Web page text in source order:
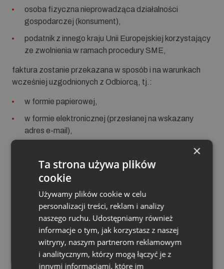
osoba fizyczna nieprowadząca działalności
gospodarczej (konsument),
podatnik z innego kraju Unii Europejskiej korzystający
ze zwolnienia w ramach procedury SME,
faktura zostanie przekazana w sposób i na warunkach
wcześniej uzgodnionych z Odbiorcą, tj.:
w formie papierowej,
w formie elektronicznej (przesłanej na wskazany
adres e-mail),
Faktury przekazywane w powyższy sposób będą
opatrzonekodem QR
dostęp do faktury w KSeF,
weryfikację danych zawartych w fakturze.
Załączniki do faktur
×
Ta strona używa plików
cookie
Używamy plików cookie w celu
personalizacji treści, reklam i analizy
naszego ruchu. Udostępniamy również
informacje o tym, jak korzystasz z naszej
witryny, naszym partnerom reklamowym
i analitycznym, którzy mogą łączyć je z
innymi informacjami, które im